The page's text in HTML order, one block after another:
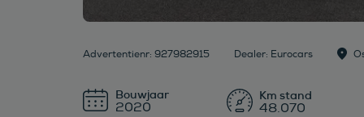
Advertentienr: 927982915 Dealer: Eurocars
Bouwjaar
2020 48.070